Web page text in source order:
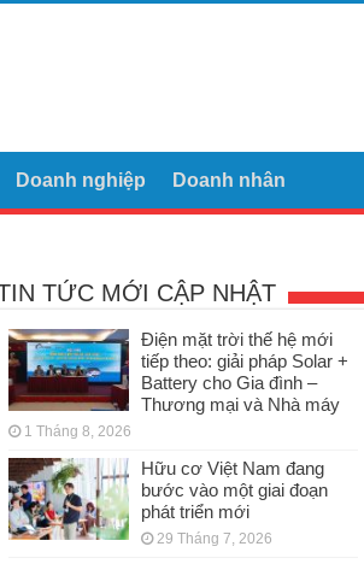
Doanh nghiệp Doanh nhân
TỨC MỚI CẬP NHẬT
Điện mặt trời thế hệ mới
tiếp theo: giải pháp Solar +
Battery cho Gia đình –
Thương mại và Nhà máy
1 Tháng 8, 2026
Hữu cơ Việt Nam đang
bước vào một giai đoạn
phát triển mới
29 Tháng 7, 2026